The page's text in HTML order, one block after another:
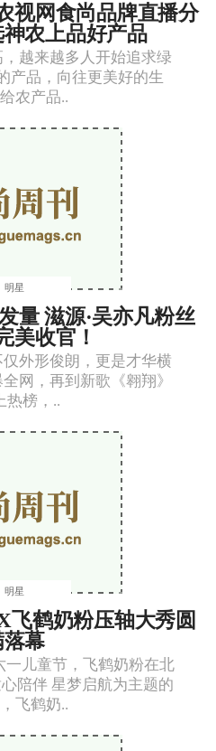
视网食尚品牌直播分
农上品好产品
越来越多人开始追求绿
产品，向往更美好的生
农产品..
明星
量 滋源·吴亦凡粉丝
美收官！
外形俊朗，更是才华横
网，再到新歌《翱翔》
热榜，..
明星
飞鹤奶粉压轴大秀圆
落幕
一儿童节，飞鹤奶粉在北
陪伴 星梦启航为主题的
飞鹤奶..